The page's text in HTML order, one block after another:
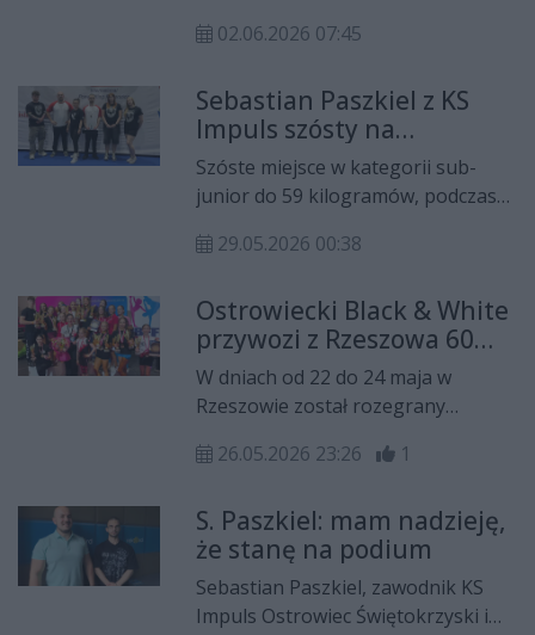
Błoniach pod Warszawą, gdzie
Cheerleadingu Sportowym. Z Błoń,
zawodniczki ostrowieckiego klubu,
podopieczne trener Joanny Kępy
przywiozły 2 medale.
02.06.2026 07:45
Sebastian Paszkiel z KS
Impuls szósty na
Mistrzostwach Świata
Szóste miejsce w kategorii sub-
junior do 59 kilogramów, podczas
Mistrzostw Świata w wyciskaniu
ostrowczanin Sebastian Paszkiel z
klubu Impuls Czyżewscy Dom
Treningu.
29.05.2026 00:38
Ostrowiecki Black & White
przywozi z Rzeszowa 60
medali!
W dniach od 22 do 24 maja w
Rzeszowie został rozegrany
fitness pod nazwą FIT KIDS WORLD
były jednocześnie kwalifikacjami do
Mistrzostw Świata FIT KIDS , które
odbędą się w Novalji w Chorwacji w
dniach od 13 do 17. września 2026.
26.05.2026 23:26 1
S. Paszkiel: mam nadzieję,
że stanę na podium
Sebastian Paszkiel, zawodnik KS
Impuls Ostrowiec Świętokrzyski i